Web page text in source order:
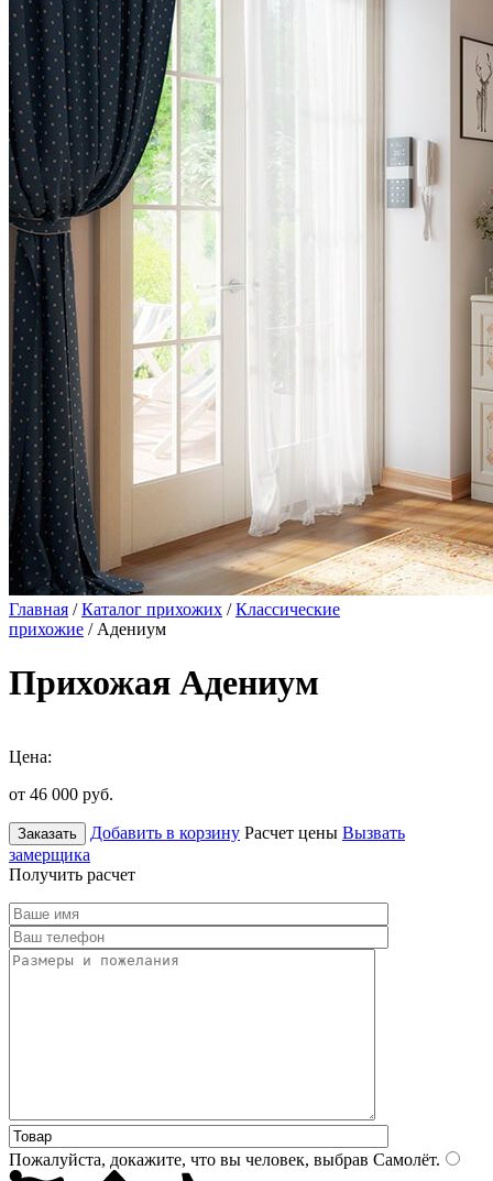
Главная /Каталог прихожих /Классические
прихожие / Адениум
Прихожая Адениум
Цена:
от 46 000 руб.
Заказать Добавить в корзину Расчет цены Вызвать
замерщика
Получить расчет
Пожалуйста, докажите, что вы человек, выбрав Самолёт.